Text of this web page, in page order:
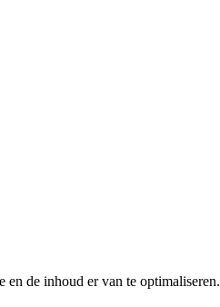
de inhoud er van te optimaliseren.